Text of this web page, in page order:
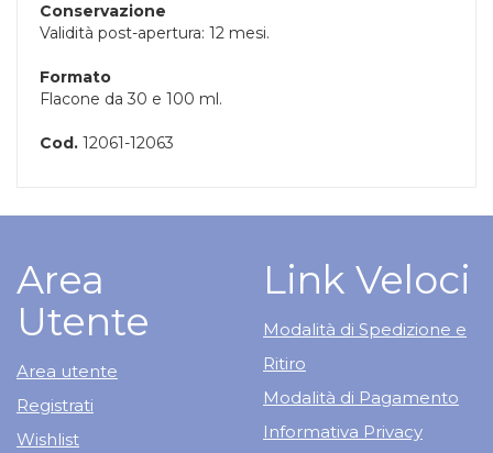
Conservazione
Validità post-apertura: 12 mesi.
Formato
Flacone da 30 e 100 ml.
Cod. 12061-12063
Area
Utente
Area utente
Registrati
Wishlist
Link Veloci
Modalità di Spedizione e
Ritiro
Modalità di Pagamento
Informativa Privacy